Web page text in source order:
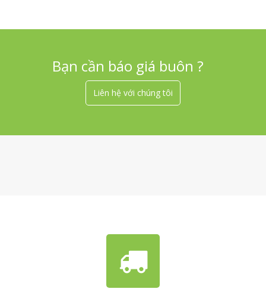
Bạn cần báo giá buôn ?
Liên hệ với chúng tôi